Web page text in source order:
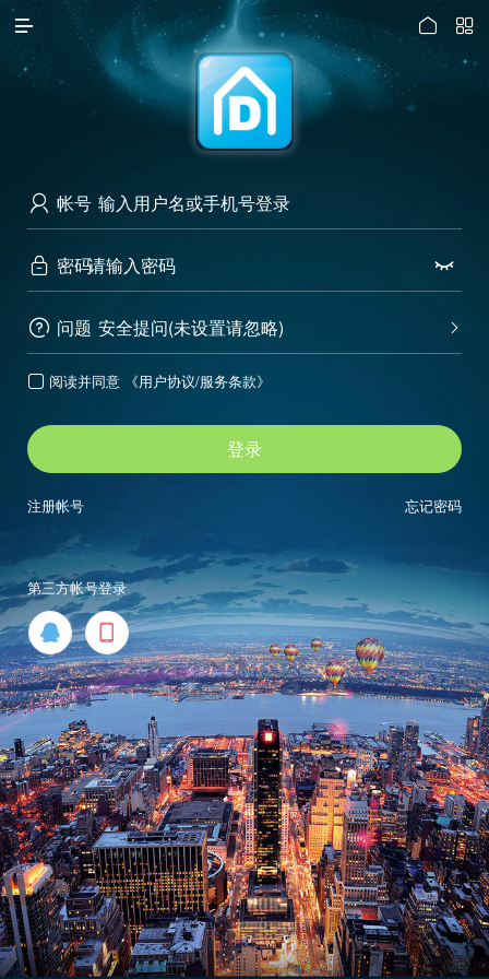
访问电脑版
 

 帐号
 密码 
 问题 
安全提问(未设置请忽略)
 阅读并同意 《用户协议/服务条款》
登录
忘记密码
注册帐号
第三方帐号登录
 